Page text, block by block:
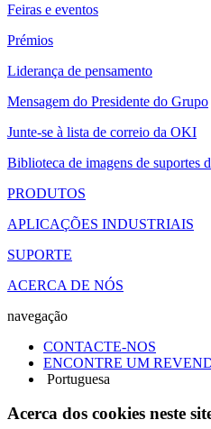
Feiras e eventos
Prémios
Liderança de pensamento
Mensagem do Presidente do Grupo
Junte-se à lista de correio da OKI
Biblioteca de imagens de suportes
PRODUTOS
APLICAÇÕES INDUSTRIAIS
SUPORTE
ACERCA DE NÓS
navegação
CONTACTE-NOS
ENCONTRE UM
Portuguesa
Acerca dos cookies neste